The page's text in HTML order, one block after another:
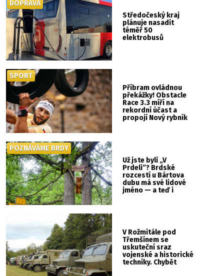
Středočeský kraj
plánuje nasadit
téměř 50
elektrobusů
DOPRAVA
Příbram ovládnou
překážky! Obstacle
Race 3.3 míří na
rekordní účast a
propojí Nový rybník
SPORT
Už jste byli „V
Prdeli“? Brdské
rozcestí u Bártova
dubu má své lidové
jméno — a teď i
POZNÁVÁME BRDY
V Rožmitále pod
Třemšínem se
uskuteční sraz
vojenské a historické
techniky. Chybět